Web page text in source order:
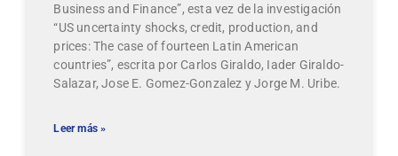
Business and Finance”, esta vez de la investigación
“US uncertainty shocks, credit, production, and
prices: The case of fourteen Latin American
countries”, escrita por Carlos Giraldo, Iader Giraldo-
Salazar, Jose E. Gomez-Gonzalez y Jorge M. Uribe.
Leer más »